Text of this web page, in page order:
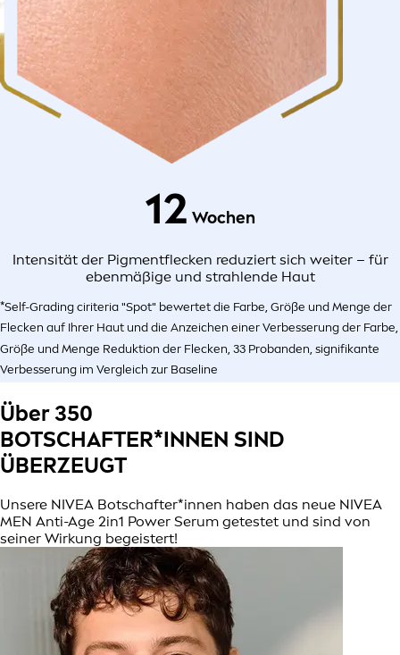
12 Wochen
Intensität der Pigmentflecken reduziert sich weiter – für
ebenmäßige und strahlende Haut
*Self-Grading ciriteria "Spot" bewertet die Farbe, Größe und Menge der
Flecken auf Ihrer Haut und die Anzeichen einer Verbesserung der Farbe,
Größe und Menge Reduktion der Flecken, 33 Probanden, signifikante
Verbesserung im Vergleich zur Baseline
Über 350
BOTSCHAFTER*INNEN SIND
ÜBERZEUGT
Unsere NIVEA Botschafter*innen haben das neue NIVEA
MEN Anti-Age 2in1 Power Serum getestet und sind von
seiner Wirkung begeistert!